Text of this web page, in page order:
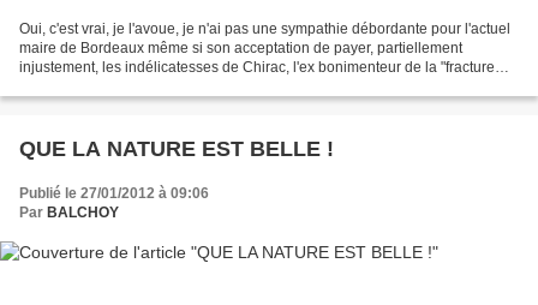
Oui, c'est vrai, je l'avoue, je n'ai pas une sympathie débordante pour l'actuel
maire de Bordeaux même si son acceptation de payer, partiellement
injustement, les indélicatesses de Chirac, l'ex bonimenteur de la "fracture
QUE LA NATURE EST BELLE !
Publié le 27/01/2012 à 09:06
Par BALCHOY